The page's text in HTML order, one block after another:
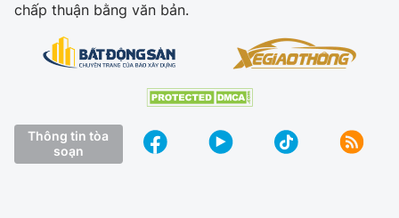
chấp thuận bằng văn bản.
Thông tin tòa
soạn